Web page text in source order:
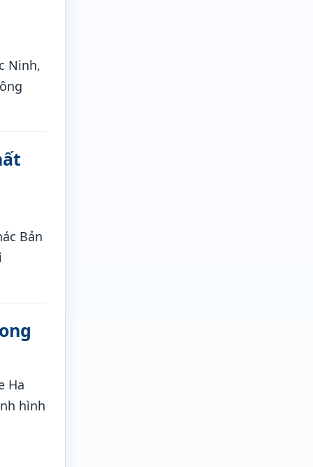
Ninh,
Bản
Ha
hình